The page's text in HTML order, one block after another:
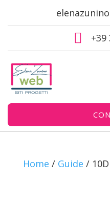
 +39
Home / Guide /